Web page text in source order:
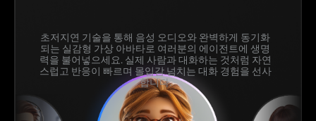
초저지연 기술을 통해 음성 오디오와 완벽하게 동기화
되는 실감형 가상 아바타로 여러분의 에이전트에 생명
력을 불어넣으세요. 실제 사람과 대화하는 것처럼 자연
스럽고 반응이 빠르며 몰입감 넘치는 대화 경험을 선사
합니다.